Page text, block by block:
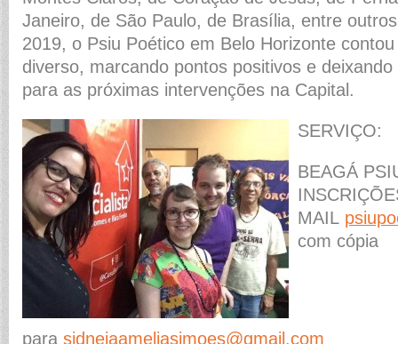
Janeiro, de São Paulo, de Brasília, entre
2019, o Psiu Poético em Belo Horizonte
diverso, marcando pontos positivos e
para as próximas intervenções na Capital.
SERVIÇO:
BEAGÁ
MAIL
com cópia
para sidneiaameliasimoes@gmail.com